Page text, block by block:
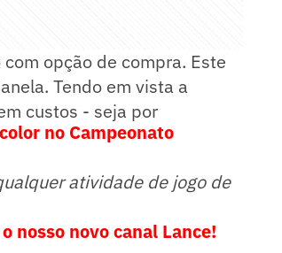
opção de compra. Este
Tendo em vista a
custos - seja por
no Campeonato
atividade de jogo de
nosso novo canal Lance!